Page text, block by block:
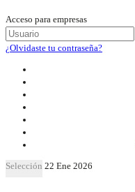
Acceso para empresas
¿Olvidaste tu contraseña?
Selección 22 Ene 2026